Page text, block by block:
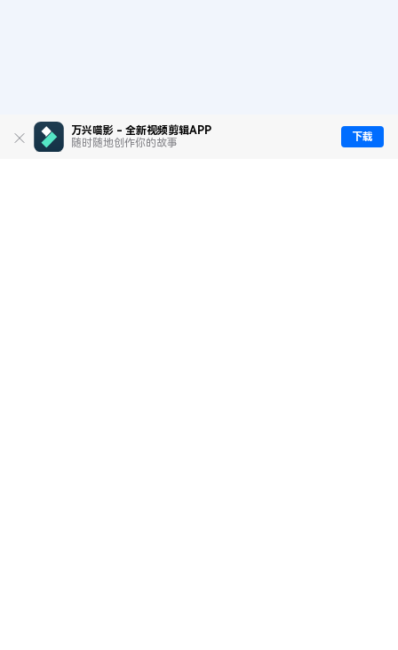
万兴喵影 - 全新视频剪辑APP
随时随地创作你的故事
下载